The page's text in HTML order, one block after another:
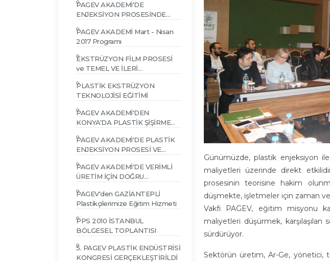
EDİYOR
PAGEV AKADEMİ'DE
ENJEKSİYON PROSESİNDE
ÇÖZÜMLERİ EĞİTİMİ
PAGEV AKADEMİ Mart - Nisan
2017 Programı
EKSTRÜZYON FİLM PROSESİ
ve TEMEL VE İLERİ
EĞİTİMİ
PLASTİK EKSTRÜZYON
TEKNOLOJİSİ EĞİTİMİ
PAGEV AKADEMİ'DEN
KONYA'DA PLASTİK ŞİŞİRME
PAGEV AKADEMİ'DE PLASTİK
ENJEKSİYON PROSESİ VE
PAGEV AKADEMİ'DE VERİMLİ
ÜRETİM İÇİN DOĞRU
PAGEV'den GAZİANTEPLİ
Plastikçilerimize Eğitim Hizmeti
PPS 2010 İSTANBUL
BÖLGESEL TOPLANTISI
5. PAGEV PLASTİK ENDÜSTRİSİ
KONGRESİ GERÇEKLEŞTİRİLDİ
Günümüzde, plastik enjeksiyon
maliyetleri üzerinde direkt
prosesinin teorisine hakim
düşmekte, işletmeler için zaman ve
Vakfı PAGEV, eğitim misyonu
maliyetleri düşürmek,
sürdürüyor.
Sektörün üretim, Ar-Ge, yönetici,